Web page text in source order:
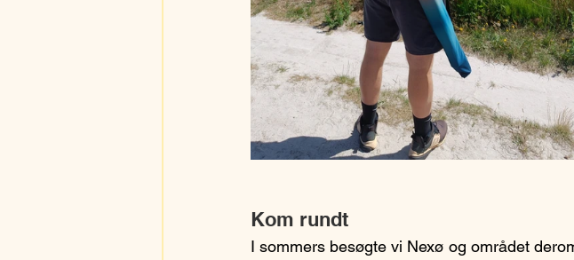
Kom rundt
I sommers besøgte vi Nexø og området